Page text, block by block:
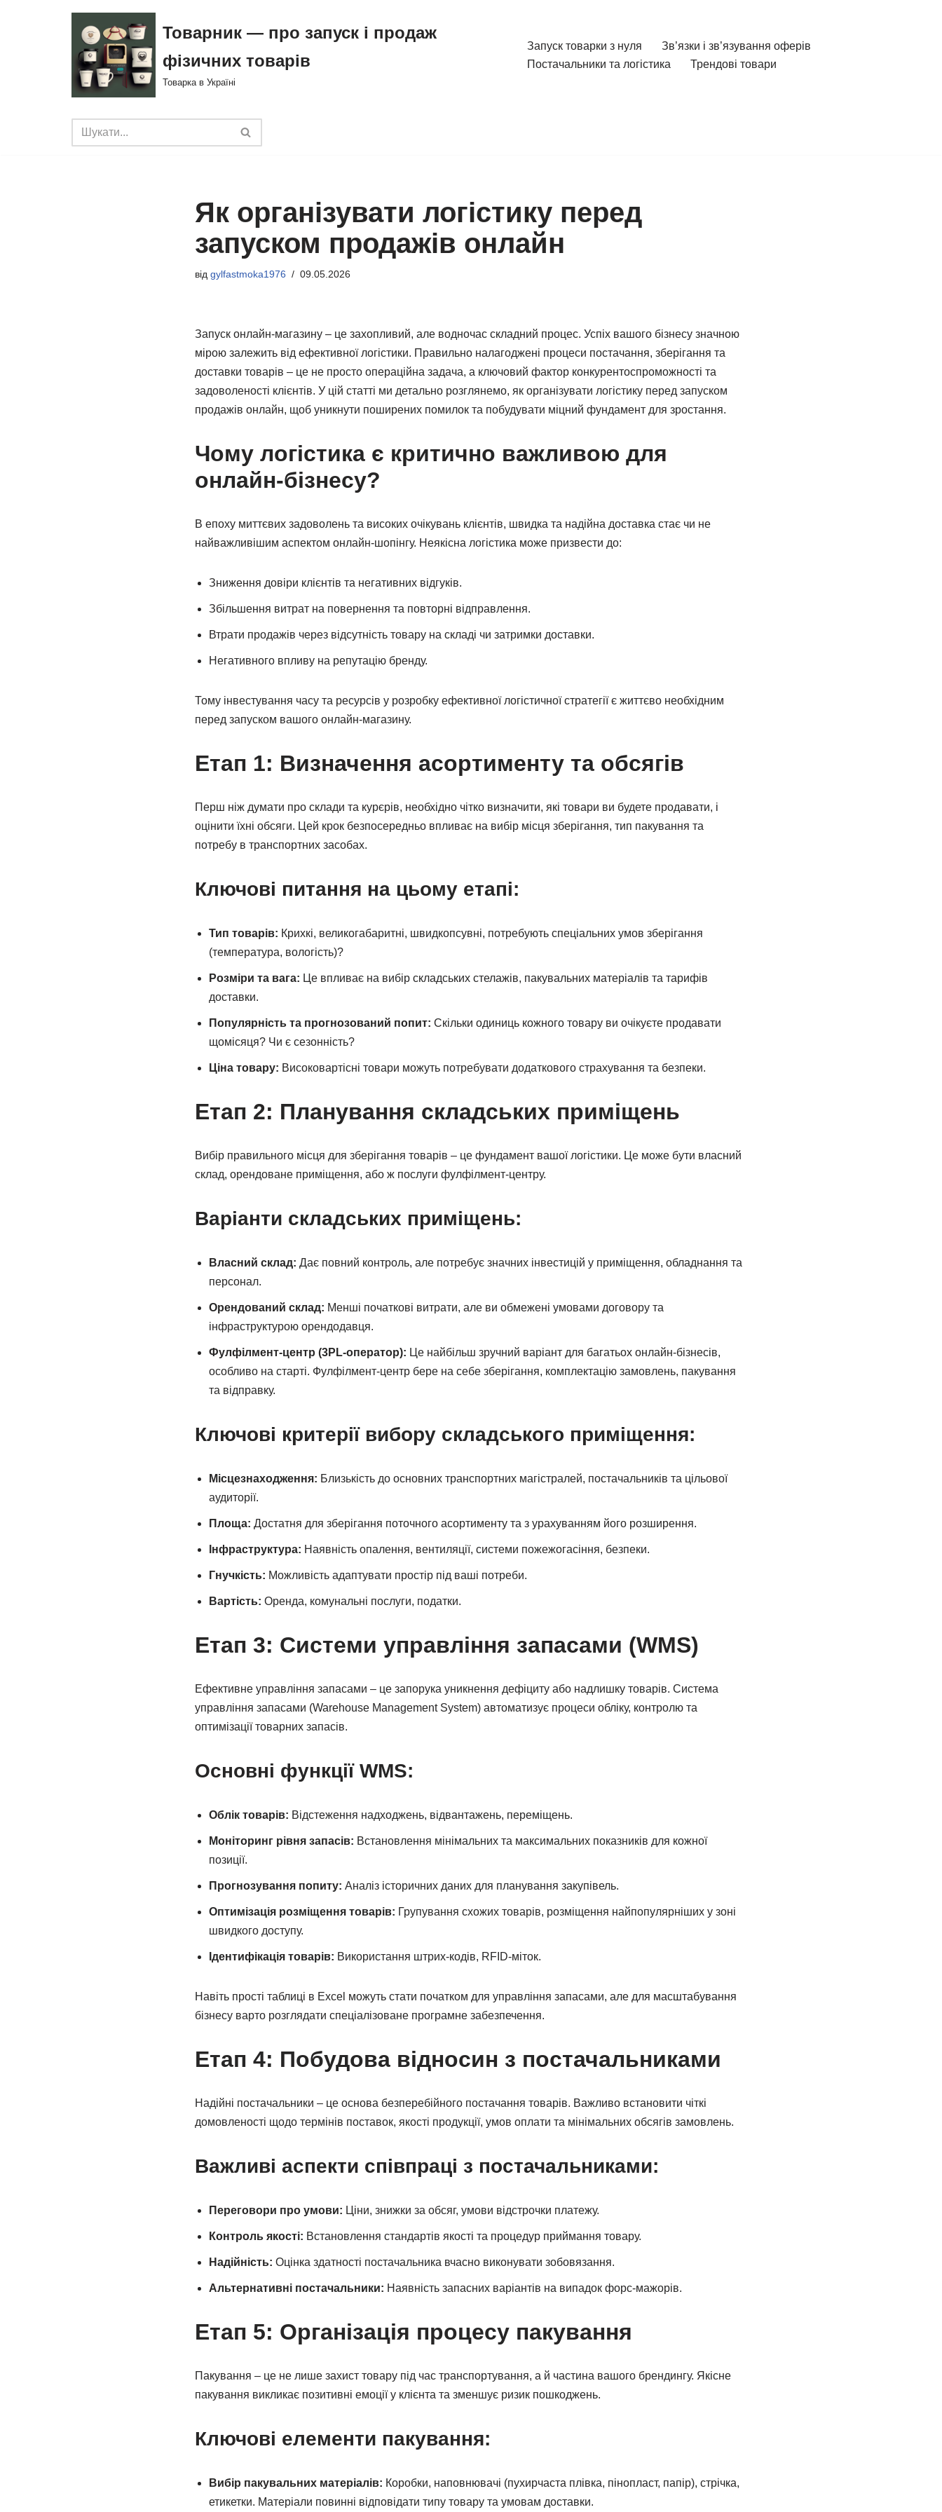
Товарник — про запуск і продаж
фізичних товарів
Товарка в Україні
Запуск товарки з нуля
Зв’язки і зв’язування оферів
Постачальники та логістика
Трендові товари
Як організувати логістику перед
запуском продажів онлайн
від gylfastmoka1976 09.05.2026
Запуск онлайн-магазину – це захопливий, але водночас складний процес. Успіх вашого бізнесу значною
мірою залежить від ефективної логістики. Правильно налагоджені процеси постачання, зберігання та
доставки товарів – це не просто операційна задача, а ключовий фактор конкурентоспроможності та
задоволеності клієнтів. У цій статті ми детально розглянемо, як організувати логістику перед запуском
продажів онлайн, щоб уникнути поширених помилок та побудувати міцний фундамент для зростання.
Чому логістика є критично важливою для
онлайн-бізнесу?
В епоху миттєвих задоволень та високих очікувань клієнтів, швидка та надійна доставка стає чи не
найважливішим аспектом онлайн-шопінгу. Неякісна логістика може призвести до:
Зниження довіри клієнтів та негативних відгуків.
Збільшення витрат на повернення та повторні відправлення.
Втрати продажів через відсутність товару на складі чи затримки доставки.
Негативного впливу на репутацію бренду.
Тому інвестування часу та ресурсів у розробку ефективної логістичної стратегії є життєво необхідним
перед запуском вашого онлайн-магазину.
Етап 1: Визначення асортименту та обсягів
Перш ніж думати про склади та курєрів, необхідно чітко визначити, які товари ви будете продавати, і
оцінити їхні обсяги. Цей крок безпосередньо впливає на вибір місця зберігання, тип пакування та
потребу в транспортних засобах.
Ключові питання на цьому етапі:
Тип товарів: Крихкі, великогабаритні, швидкопсувні, потребують спеціальних умов зберігання
(температура, вологість)?
Розміри та вага: Це впливає на вибір складських стелажів, пакувальних матеріалів та тарифів
доставки.
Популярність та прогнозований попит: Скільки одиниць кожного товару ви очікуєте продавати
щомісяця? Чи є сезонність?
Ціна товару: Високовартісні товари можуть потребувати додаткового страхування та безпеки.
Етап 2: Планування складських приміщень
Вибір правильного місця для зберігання товарів – це фундамент вашої логістики. Це може бути власний
склад, орендоване приміщення, або ж послуги фулфілмент-центру.
Варіанти складських приміщень:
Власний склад: Дає повний контроль, але потребує значних інвестицій у приміщення, обладнання та
персонал.
Орендований склад: Менші початкові витрати, але ви обмежені умовами договору та
інфраструктурою орендодавця.
Фулфілмент-центр (3PL-оператор): Це найбільш зручний варіант для багатьох онлайн-бізнесів,
особливо на старті. Фулфілмент-центр бере на себе зберігання, комплектацію замовлень, пакування
та відправку.
Ключові критерії вибору складського приміщення:
Місцезнаходження: Близькість до основних транспортних магістралей, постачальників та цільової
аудиторії.
Площа: Достатня для зберігання поточного асортименту та з урахуванням його розширення.
Інфраструктура: Наявність опалення, вентиляції, системи пожежогасіння, безпеки.
Гнучкість: Можливість адаптувати простір під ваші потреби.
Вартість: Оренда, комунальні послуги, податки.
Етап 3: Системи управління запасами (WMS)
Ефективне управління запасами – це запорука уникнення дефіциту або надлишку товарів. Система
управління запасами (Warehouse Management System) автоматизує процеси обліку, контролю та
оптимізації товарних запасів.
Основні функції WMS:
Облік товарів: Відстеження надходжень, відвантажень, переміщень.
Моніторинг рівня запасів: Встановлення мінімальних та максимальних показників для кожної
позиції.
Прогнозування попиту: Аналіз історичних даних для планування закупівель.
Оптимізація розміщення товарів: Групування схожих товарів, розміщення найпопулярніших у зоні
швидкого доступу.
Ідентифікація товарів: Використання штрих-кодів, RFID-міток.
Навіть прості таблиці в Excel можуть стати початком для управління запасами, але для масштабування
бізнесу варто розглядати спеціалізоване програмне забезпечення.
Етап 4: Побудова відносин з постачальниками
Надійні постачальники – це основа безперебійного постачання товарів. Важливо встановити чіткі
домовленості щодо термінів поставок, якості продукції, умов оплати та мінімальних обсягів замовлень.
Важливі аспекти співпраці з постачальниками:
Переговори про умови: Ціни, знижки за обсяг, умови відстрочки платежу.
Контроль якості: Встановлення стандартів якості та процедур приймання товару.
Надійність: Оцінка здатності постачальника вчасно виконувати зобовязання.
Альтернативні постачальники: Наявність запасних варіантів на випадок форс-мажорів.
Етап 5: Організація процесу пакування
Пакування – це не лише захист товару під час транспортування, а й частина вашого брендингу. Якісне
пакування викликає позитивні емоції у клієнта та зменшує ризик пошкоджень.
Ключові елементи пакування:
Вибір пакувальних матеріалів: Коробки, наповнювачі (пухирчаста плівка, пінопласт, папір), стрічка,
етикетки. Матеріали повинні відповідати типу товару та умовам доставки.